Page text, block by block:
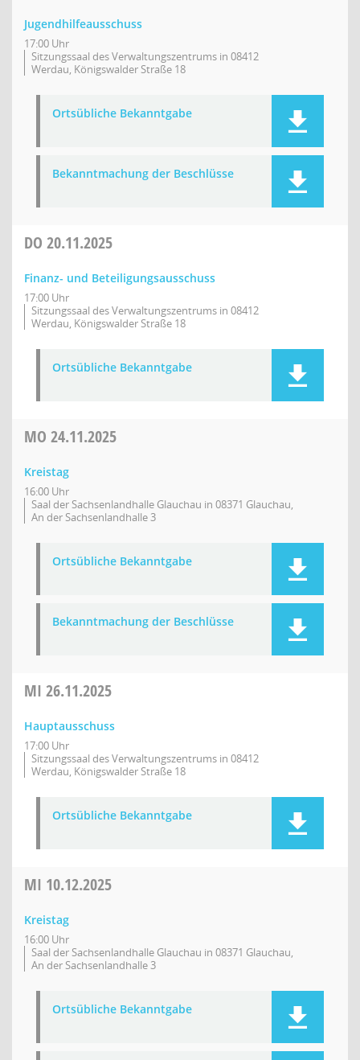
Jugendhilfeausschuss
17:00 Uhr
Sitzungssaal des Verwaltungszentrums in 08412
Werdau, Königswalder Straße 18
Ortsübliche Bekanntgabe
Bekanntmachung der Beschlüsse
DO 20.11.2025
Finanz- und Beteiligungsausschuss
17:00 Uhr
Sitzungssaal des Verwaltungszentrums in 08412
Werdau, Königswalder Straße 18
Ortsübliche Bekanntgabe
MO 24.11.2025
Kreistag
16:00 Uhr
Saal der Sachsenlandhalle Glauchau in 08371 Glauchau,
An der Sachsenlandhalle 3
Ortsübliche Bekanntgabe
Bekanntmachung der Beschlüsse
MI 26.11.2025
Hauptausschuss
17:00 Uhr
Sitzungssaal des Verwaltungszentrums in 08412
Werdau, Königswalder Straße 18
Ortsübliche Bekanntgabe
MI 10.12.2025
Kreistag
16:00 Uhr
Saal der Sachsenlandhalle Glauchau in 08371 Glauchau,
An der Sachsenlandhalle 3
Ortsübliche Bekanntgabe